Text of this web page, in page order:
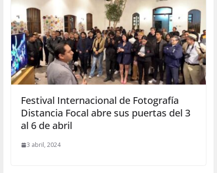
Festival Internacional de Fotografía
Distancia Focal abre sus puertas del 3
al 6 de abril
3 abril, 2024